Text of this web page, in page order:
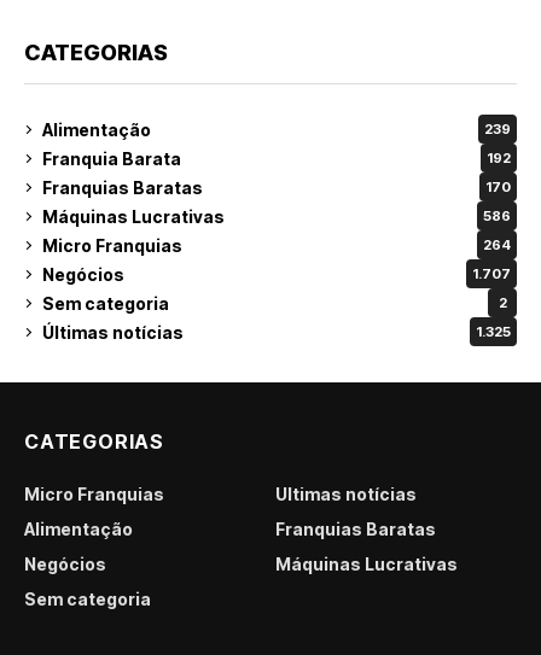
CATEGORIAS
Alimentação 239
Franquia Barata 192
Franquias Baratas 170
Máquinas Lucrativas 586
Micro Franquias 264
Negócios 1.707
Sem categoria 2
Últimas notícias 1.325
CATEGORIAS
Micro Franquias
Últimas notícias
Alimentação
Franquias Baratas
Negócios
Máquinas Lucrativas
Sem categoria